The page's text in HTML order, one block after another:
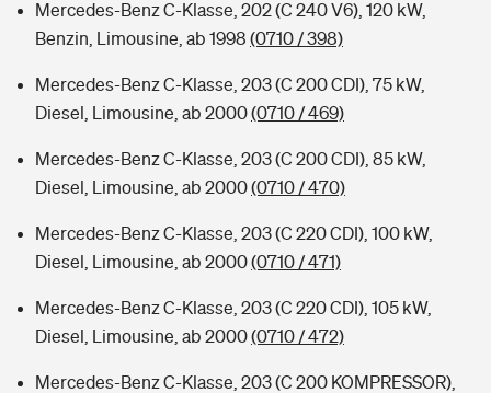
Mercedes-Benz C-Klasse, 202 (C 240 V6), 120 kW,
Benzin, Limousine, ab 1998 (0710 / 398)
Mercedes-Benz C-Klasse, 203 (C 200 CDI), 75 kW,
Diesel, Limousine, ab 2000(0710 / 469)
Mercedes-Benz C-Klasse, 203 (C 200 CDI), 85 kW,
Diesel, Limousine, ab 2000(0710 / 470)
Mercedes-Benz C-Klasse, 203 (C 220 CDI), 100 kW,
Diesel, Limousine, ab 2000(0710 / 471)
Mercedes-Benz C-Klasse, 203 (C 220 CDI), 105 kW,
Diesel, Limousine, ab 2000(0710 / 472)
Mercedes-Benz C-Klasse, 203 (C 200 KOMPRESSOR),